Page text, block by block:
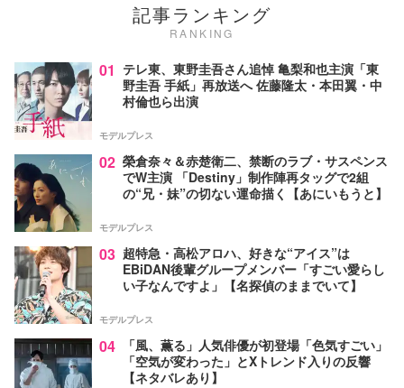
記事ランキング
RANKING
01 テレ東、東野圭吾さん追悼 亀梨和也主演「東
野圭吾 手紙」再放送へ 佐藤隆太・本田翼・中
村倫也ら出演
モデルプレス
02 榮倉奈々＆赤楚衛二、禁断のラブ・サスペンス
でW主演 「Destiny」制作陣再タッグで2組
の“兄・妹”の切ない運命描く【あにいもうと】
モデルプレス
03 超特急・高松アロハ、好きな“アイス”は
EBiDAN後輩グループメンバー「すごい愛らし
い子なんですよ」【名探偵のままでいて】
モデルプレス
04
「風、薫る」人気俳優が初登場「色気すごい」
「空気が変わった」とXトレンド入りの反響
【ネタバレあり】